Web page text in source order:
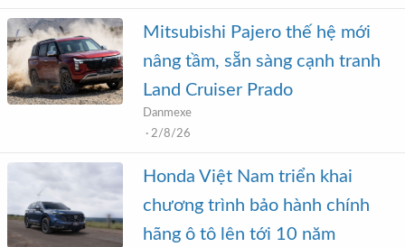
Mitsubishi Pajero thế hệ mới
nâng tầm, sẵn sàng cạnh tranh
Land Cruiser Prado
Danmexe
2/8/26
Honda Việt Nam triển khai
chương trình bảo hành chính
hãng ô tô lên tới 10 năm